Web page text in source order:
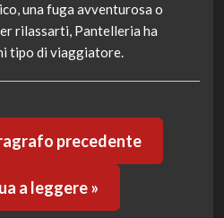
una fuga avventurosa o
rilassarti, Pantelleria ha
tipo di viaggiatore.
precedente
a leggere »